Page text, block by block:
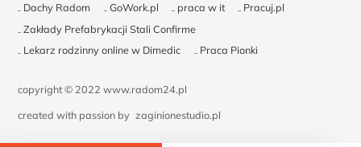
Dachy Radom GoWork.pl praca w it
Pracuj.pl
Zakłady Prefabrykacji Stali Confirme
Lekarz rodzinny online w Dimedic
Praca Pionki
copyright © 2022 www.radom24.pl
created with passion by zaginionestudio.pl